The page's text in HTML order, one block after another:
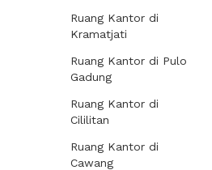
Ruang Kantor di
Kramatjati
Ruang Kantor di Pulo
Gadung
Ruang Kantor di
Cililitan
Ruang Kantor di
Cawang